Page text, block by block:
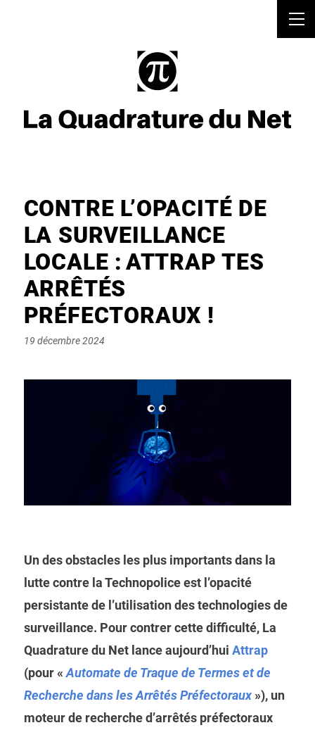
CONTRE L’OPACITÉ DE
LA SURVEILLANCE
LOCALE : ATTRAP TES
ARRÊTÉS
PRÉFECTORAUX !
Posted
19 décembre 2024
Un des obstacles les plus importants dans la
lutte contre la Technopolice est l’opacité
persistante de l’utilisation des technologies de
surveillance. Pour contrer cette difficulté, La
Quadrature du Net lance aujourd’hui Attrap
(pour «Automate de Traque de Termes et de
Recherche dans les Arrêtés Préfectoraux»), un
moteur de recherche d’arrêtés préfectoraux